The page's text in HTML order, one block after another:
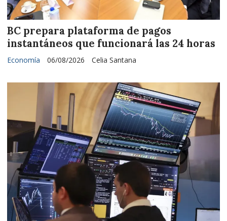
BC prepara plataforma de pagos
instantáneos que funcionará las 24 horas
Celia Santana
Economía 06/08/2026